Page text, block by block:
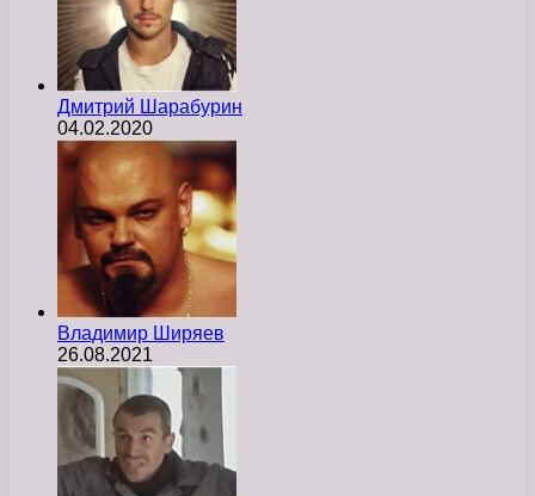
Дмитрий Шарабурин
04.02.2020
Владимир Ширяев
26.08.2021